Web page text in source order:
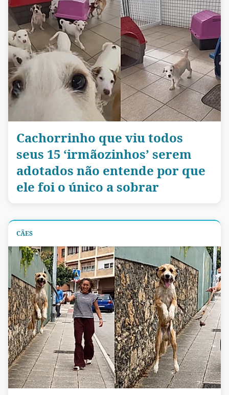
Cachorrinho que viu todos
seus 15 ‘irmãozinhos’ serem
adotados não entende por que
ele foi o único a sobrar
CÃES